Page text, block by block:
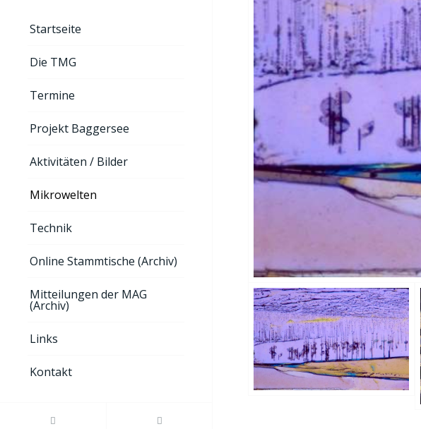
Startseite
Die TMG
Termine
Projekt Baggersee
Aktivitäten / Bilder
Mikrowelten
Technik
Online Stammtische (Archiv)
Mitteilungen der MAG
(Archiv)
Links
Kontakt